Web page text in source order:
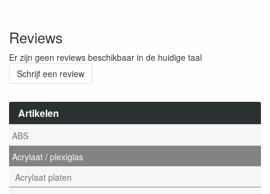
Artikelen
ABS
Acrylaat / plexiglas
Acrylaat platen
Reviews
Er zijn geen reviews beschikbaar in de huidige taal
Schrijf een review